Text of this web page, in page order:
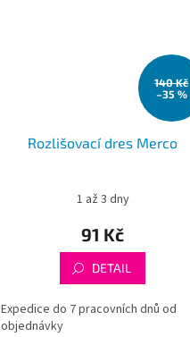
140 Kč
–35 %
Rozlišovací dres Merco
1 až 3 dny
91 Kč
DETAIL
Expedice do 7 pracovních dnů od
objednávky